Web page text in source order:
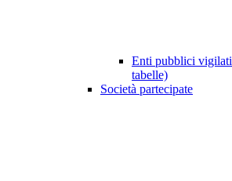
Enti pubblici
tabelle)
Società partecipate